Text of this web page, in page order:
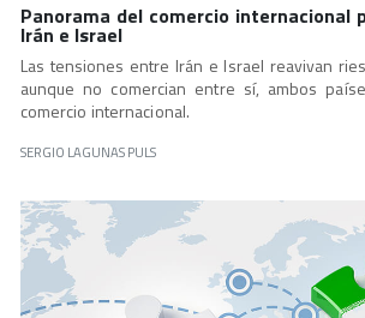
Panorama del comercio internacional
Irán e Israel
Las tensiones entre Irán e Israel reavivan
aunque no comercian entre sí, ambos
comercio internacional.
SERGIO LAGUNAS PULS